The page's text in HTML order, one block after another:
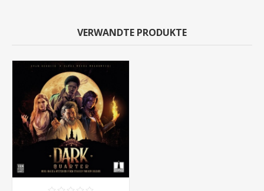
VERWANDTE PRODUKTE